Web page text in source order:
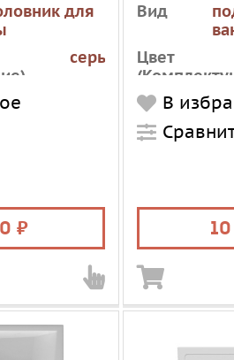
для
серый
полиуретан
Вид
Цвет
Материал
В